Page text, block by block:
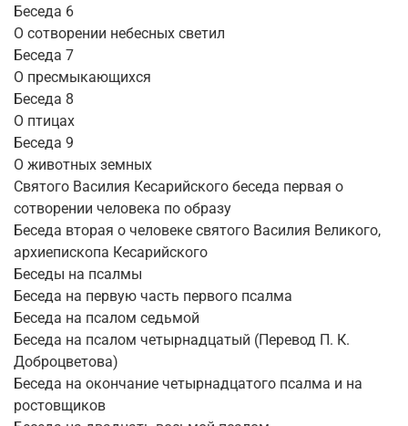
Беседа 6
О сотворении небесных светил
Беседа 7
О пресмыкающихся
Беседа 8
О птицах
Беседа 9
О животных земных
Святого Василия Кесарийского беседа первая о
сотворении человека по образу
Беседа вторая о человеке святого Василия Великого,
архиепископа Кесарийского
Беседы на псалмы
Беседа на первую часть первого псалма
Беседа на псалом седьмой
Беседа на псалом четырнадцатый (Перевод П. К.
Доброцветова)
Беседа на окончание четырнадцатого псалма и на
ростовщиков